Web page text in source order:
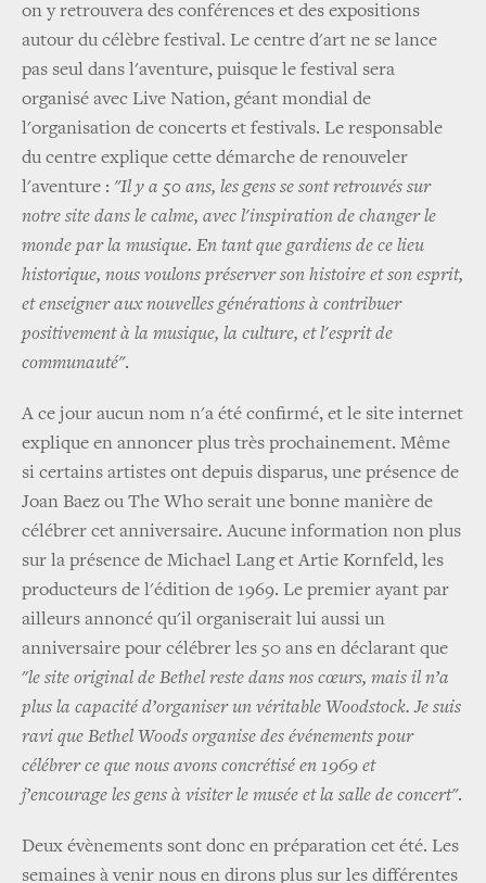
on y retrouvera des conférences et des expositions
autour du célèbre festival. Le centre d'art ne se lance
pas seul dans l'aventure, puisque le festival sera
organisé avec Live Nation, géant mondial de
l'organisation de concerts et festivals. Le responsable
du centre explique cette démarche de renouveler
l'aventure : "Il y a 50 ans, les gens se sont retrouvés sur
notre site dans le calme, avec l'inspiration de changer le
monde par la musique. En tant que gardiens de ce lieu
historique, nous voulons préserver son histoire et son esprit,
et enseigner aux nouvelles générations à contribuer
positivement à la musique, la culture, et l'esprit de
communauté".
A ce jour aucun nom n'a été confirmé, et le site internet
explique en annoncer plus très prochainement. Même
si certains artistes ont depuis disparus, une présence de
Joan Baez ou The Who serait une bonne manière de
célébrer cet anniversaire. Aucune information non plus
sur la présence de Michael Lang et Artie Kornfeld, les
producteurs de l'édition de 1969. Le premier ayant par
ailleurs annoncé qu'il organiserait lui aussi un
anniversaire pour célébrer les 50 ans en déclarant que
"le site original de Bethel reste dans nos cœurs, mais il n’a
plus la capacité d’organiser un véritable Woodstock. Je suis
ravi que Bethel Woods organise des événements pour
célébrer ce que nous avons concrétisé en 1969 et
j’encourage les gens à visiter le musée et la salle de concert".
Deux évènements sont donc en préparation cet été. Les
semaines à venir nous en dirons plus sur les différentes